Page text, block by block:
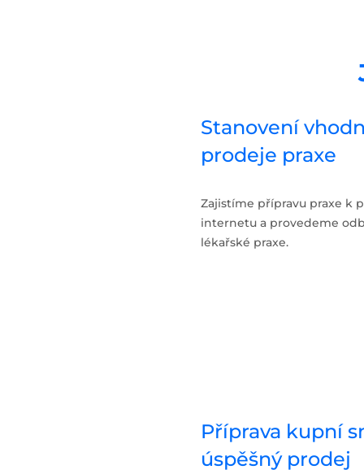
Stanovení
prodeje praxe
Zajistíme přípravu praxe k
internetu a provedeme
lékařské praxe.
Příprava kupní
úspěšný prodej